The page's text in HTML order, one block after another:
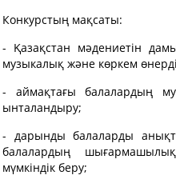
Конкурстың мақсаты:
- Қазақстан мәдениетін
музыкалық және көркем
- аймақтағы балалардың
ынталандыру;
- дарынды балаларды
балалардың
мүмкіндік беру;